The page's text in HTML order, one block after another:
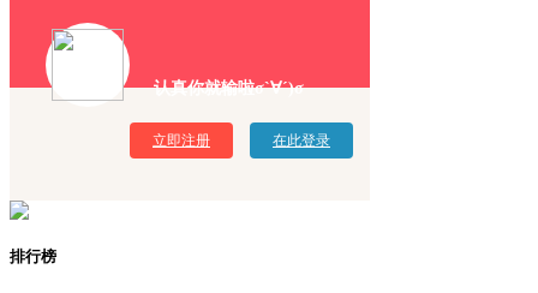
认真你就输啦σ`∀´)σ
立即注册 在此登录
排行榜